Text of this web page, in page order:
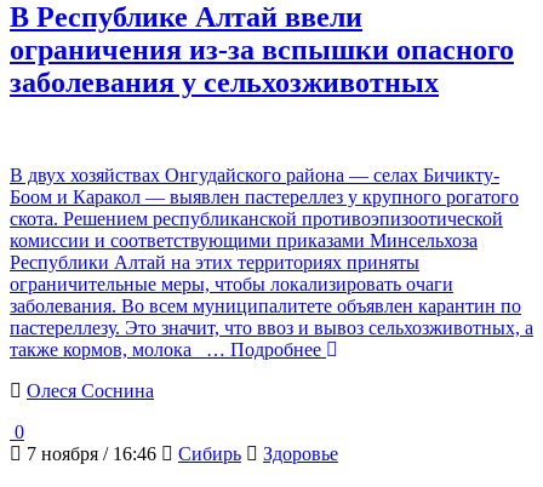
В Республике Алтай ввели
ограничения из-за вспышки опасного
заболевания у сельхозживотных
В двух хозяйствах Онгудайского района — селах Бичикту-
Боом и Каракол — выявлен пастереллез у крупного рогатого
скота. Решением республиканской противоэпизоотической
комиссии и соответствующими приказами Минсельхоза
Республики Алтай на этих территориях приняты
ограничительные меры, чтобы локализировать очаги
заболевания. Во всем муниципалитете объявлен карантин по
пастереллезу. Это значит, что ввоз и вывоз сельхозживотных, а
также кормов, молока
… Подробнее
Олеся Соснина
0
7 ноября / 16:46
Сибирь Здоровье